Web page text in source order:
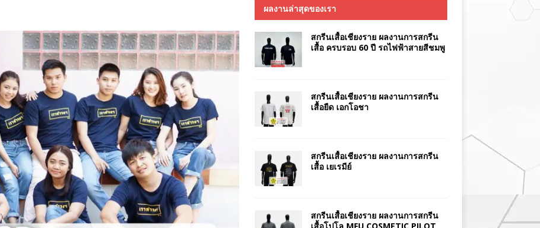
สกรีนเสื้อเชียงราย ผลงานการสกรีน เสื้อ MARKINN”S
ผลงานล่าสุด
สกรีนเสื้อเชียงราย ผลงานการสกรีนเสื้อ ครบรอบ 60 ปี รถไฟฟ้าสายสีชมพู
ผลงานล่าสุดของเรา
สกรีนเสื้อเชียงราย ผลงานการสกรีน
เสื้อ ครบรอบ 60 ปี รถไฟฟ้าสายสีชมพู
สกรีนเสื้อเชียงราย ผลงานการสกรีน
เสื้อยืด เอกโอชา
สกรีนเสื้อเชียงราย ผลงานการสกรีน
เสื้อ เยเรมีย์
สกรีนเสื้อเชียงราย ผลงานการสกรีน